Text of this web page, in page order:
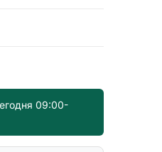
09:00-